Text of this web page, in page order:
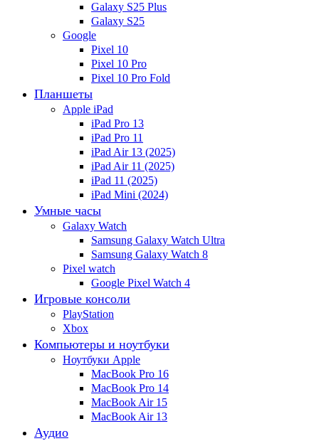
Galaxy S25 Plus
Galaxy S25
Google
Pixel 10
Pixel 10 Pro
Pixel 10 Pro Fold
Планшеты
Apple iPad
iPad Pro 13
iPad Pro 11
iPad Air 13 (2025)
iPad Air 11 (2025)
iPad 11 (2025)
iPad Mini (2024)
Умные часы
Galaxy Watch
Samsung Galaxy Watch Ultra
Samsung Galaxy Watch 8
Pixel watch
Google Pixel Watch 4
Игровые консоли
PlayStation
Xbox
Компьютеры и ноутбуки
Ноутбуки Apple
MacBook Pro 16
MacBook Pro 14
MacBook Air 15
MacBook Air 13
Аудио